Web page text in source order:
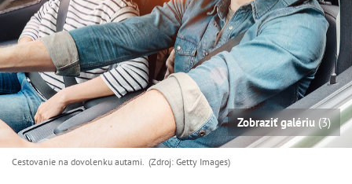
Zobraziť galériu (3)
Cestovanie na dovolenku autami. (Zdroj: Getty Images)